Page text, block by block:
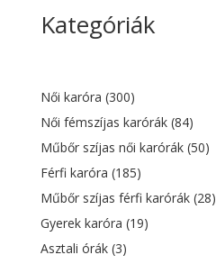
was:
Kategóriák
Női karóra (300)
Női fémszíjas karórák (84)
Műbőr szíjas női karórák (50)
Férfi karóra (185)
Műbőr szíjas férfi karórák (28)
Gyerek karóra (19)
Asztali órák (3)